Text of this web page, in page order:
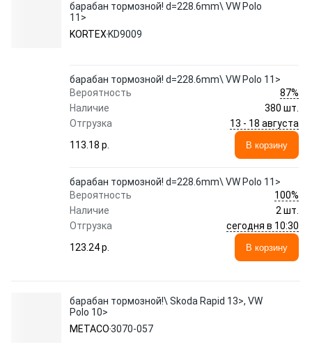
барабан тормозной! d=228.6mm\ VW Polo
11>
KORTEX KD9009
барабан тормозной! d=228.6mm\ VW Polo 11>
Вероятность
87%
Наличие
380 шт.
Отгрузка
13 - 18 августа
113.18 p.
В корзину
барабан тормозной! d=228.6mm\ VW Polo 11>
Вероятность
100%
Наличие
2 шт.
Отгрузка
сегодня в 10:30
123.24 p.
В корзину
барабан тормозной!\ Skoda Rapid 13>, VW
Polo 10>
METACO3070-057